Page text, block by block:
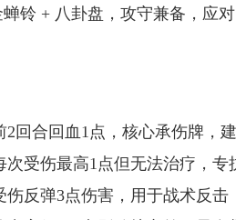
铃 + 八卦盘，攻守兼备，应
2回合回血1点，核心承伤牌，
次受伤最高1点但无法治疗，专
伤反弹3点伤害，用于战术反击